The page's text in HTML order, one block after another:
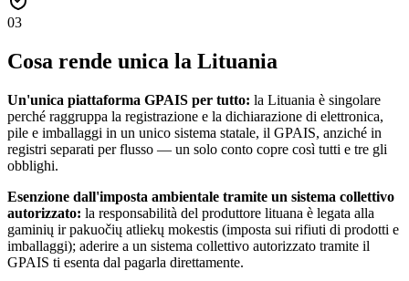
03
Cosa rende unica la Lituania
Un'unica piattaforma GPAIS per tutto: la Lituania è singolare
perché raggruppa la registrazione e la dichiarazione di elettronica,
pile e imballaggi in un unico sistema statale, il GPAIS, anziché in
registri separati per flusso — un solo conto copre così tutti e tre gli
obblighi.
Esenzione dall'imposta ambientale tramite un sistema collettivo
autorizzato: la responsabilità del produttore lituana è legata alla
gaminių ir pakuočių atliekų mokestis (imposta sui rifiuti di prodotti e
imballaggi); aderire a un sistema collettivo autorizzato tramite il
GPAIS ti esenta dal pagarla direttamente.